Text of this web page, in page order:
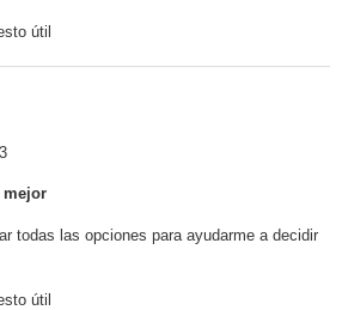
útil
mejor
todas las opciones para ayudarme a decidir
útil